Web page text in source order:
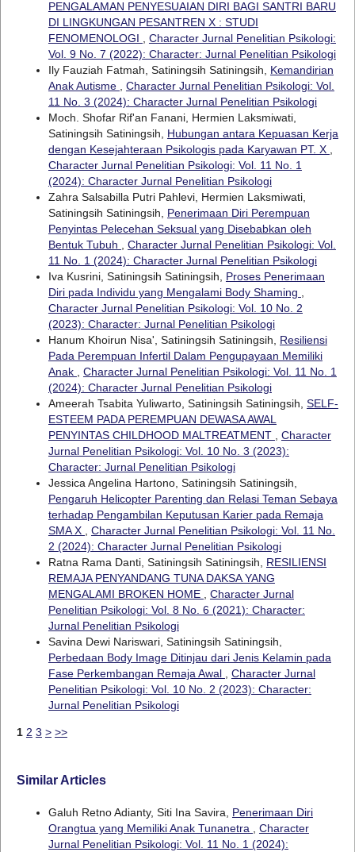
PENGALAMAN PENYESUAIAN DIRI BAGI SANTRI BARU
DI LINGKUNGAN PESANTREN X : STUDI
FENOMENOLOGI
Character Jurnal Penelitian Psikologi:
Vol. 9 No. 7 (2022): Character: Jurnal Penelitian Psikologi
Ily Fauziah Fatmah, Satiningsih Satiningsih, Kemandirian
Anak Autisme
Character Jurnal Penelitian Psikologi: Vol.
11 No. 3 (2024): Character Jurnal Penelitian Psikologi
Moch. Shofar Rif'an Fanani, Hermien Laksmiwati,
Satiningsih Satiningsih, Hubungan antara Kepuasan Kerja
dengan Kesejahteraan Psikologis pada Karyawan PT. X
Character Jurnal Penelitian Psikologi: Vol. 11 No. 1
(2024): Character Jurnal Penelitian Psikologi
Zahra Salsabilla Putri Pahlevi, Hermien Laksmiwati,
Satiningsih Satiningsih, Penerimaan Diri Perempuan
Penyintas Pelecehan Seksual yang Disebabkan oleh
Bentuk Tubuh
Character Jurnal Penelitian Psikologi: Vol.
11 No. 1 (2024): Character Jurnal Penelitian Psikologi
Iva Kusrini, Satiningsih Satiningsih, Proses Penerimaan
Diri pada Individu yang Mengalami Body Shaming
Character Jurnal Penelitian Psikologi: Vol. 10 No. 2
(2023): Character: Jurnal Penelitian Psikologi
Hanum Khoirun Nisa', Satiningsih Satiningsih, Resiliensi
Pada Perempuan Infertil Dalam Pengupayaan Memiliki
Anak
Character Jurnal Penelitian Psikologi: Vol. 11 No. 1
(2024): Character Jurnal Penelitian Psikologi
Ameerah Tsabita Yuliwarto, Satiningsih Satiningsih, SELF-
ESTEEM PADA PEREMPUAN DEWASA AWAL
PENYINTAS CHILDHOOD MALTREATMENT
Character
Jurnal Penelitian Psikologi: Vol. 10 No. 3 (2023):
Character: Jurnal Penelitian Psikologi
Jessica Angelina Hartono, Satiningsih Satiningsih,
Pengaruh Helicopter Parenting dan Relasi Teman Sebaya
terhadap Pengambilan Keputusan Karier pada Remaja
SMA X
Character Jurnal Penelitian Psikologi: Vol. 11 No.
2 (2024): Character Jurnal Penelitian Psikologi
Ratna Rama Danti, Satiningsih Satiningsih, RESILIENSI
REMAJA PENYANDANG TUNA DAKSA YANG
MENGALAMI BROKEN HOME
Character Jurnal
Penelitian Psikologi: Vol. 8 No. 6 (2021): Character:
Jurnal Penelitian Psikologi
Savina Dewi Nariswari, Satiningsih Satiningsih,
Perbedaan Body Image Ditinjau dari Jenis Kelamin pada
Fase Perkembangan Remaja Awal
Character Jurnal
Penelitian Psikologi: Vol. 10 No. 2 (2023): Character:
Jurnal Penelitian Psikologi
1 2 3 > >>
Similar Articles
Galuh Retno Adianty, Siti Ina Savira, Penerimaan Diri
Orangtua yang Memiliki Anak Tunanetra
Character
Jurnal Penelitian Psikologi: Vol. 11 No. 1 (2024):